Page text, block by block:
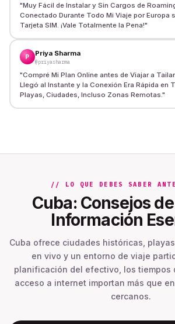
"Muy Fácil de Instalar y Sin Cargos de
Conectado Durante Todo Mi Viaje por Europa
Tarjeta SIM. ¡Vale Totalmente la Pena!"
P Priya Sharma
@priyasharma
"Compré Mi Plan Online antes de Viajar a
Llegó al Instante y la Conexión Era Rápida en
Playas, Ciudades, Incluso Zonas Remotas. "
// LO QUE DEBES SABER
Cuba: Consejos
Información
Cuba ofrece ciudades históricas,
en vivo y un entorno de viaje
planificación del efectivo, los tiempos
acceso a internet importan más que
cercanos.